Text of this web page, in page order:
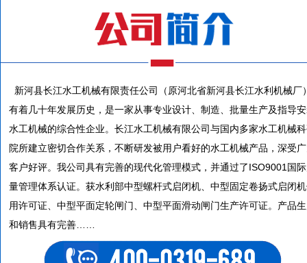
新河县长江水工机械有限责任公司（原河北省新河县长江水利机械厂
有着几十年发展历史，是一家从事专业设计、制造、批量生产及指导
水工机械的综合性企业。长江水工机械有限公司与国内多家水工机械
院所建立密切合作关系，不断研发被用户看好的水工机械产品，深受
客户好评。我公司具有完善的现代化管理模式，并通过了ISO9001国
量管理体系认证。获水利部中型螺杆式启闭机、中型固定卷扬式启闭
用许可证、中型平面定轮闸门、中型平面滑动闸门生产许可证。产品
和销售具有完善……